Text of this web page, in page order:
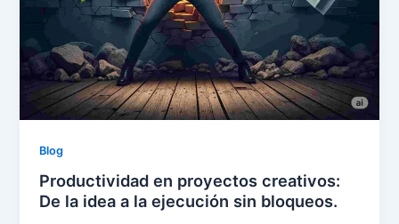
Blog
Productividad en proyectos creativos:
De la idea a la ejecución sin bloqueos.